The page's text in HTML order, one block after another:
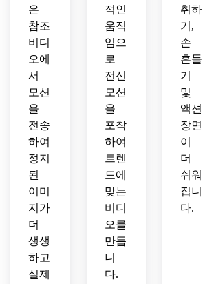
은
참조
비디
오에
서
모션
을
전송
하여
정지
된
이미
지가
더
생생
하고
실제
적인
움직
임으
로
전신
모션
을
포착
하여
트렌
드에
맞는
비디
오를
만듭
니
다.
취하
기,
손
흔들
기
및
액션
장면
이
더
쉬워
집니
다.